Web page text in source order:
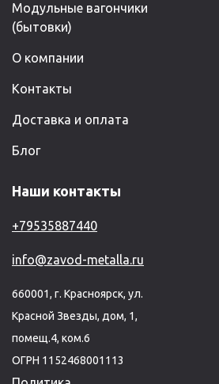
Модульные вагончики
(бытовки)
О компании
Контакты
Доставка и оплата
Блог
Наши контакты
+79535887440
info@zavod-metalla.ru
660001, г. Красноярск, ул.
Красной Звезды, дом, 1,
помещ.4, ком.6
ОГРН 1152468001113